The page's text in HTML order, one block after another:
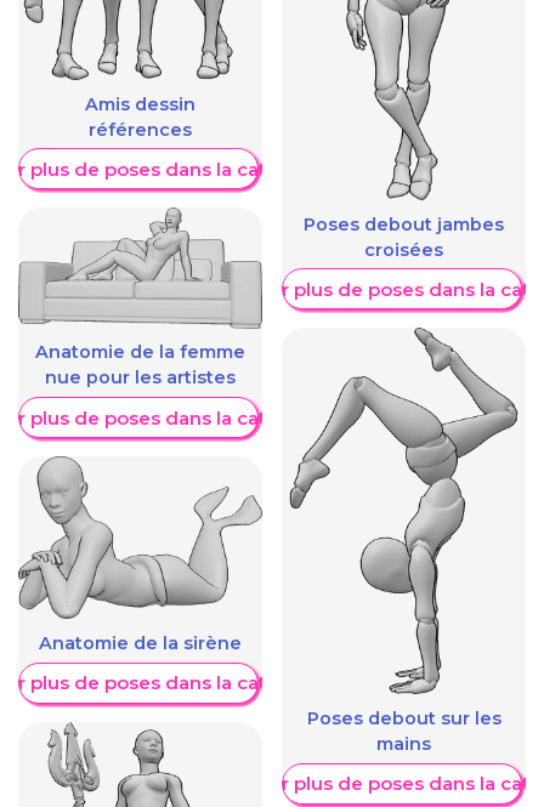
Amis dessin
références
plus de poses dans la catégorie
Anatomie de la femme
nue pour les artistes
plus de poses dans la catégorie
Anatomie de la sirène
plus de poses dans la catégorie
Poses debout jambes
croisées
Afficher plus de poses dans la
Poses debout sur les
mains
Afficher plus de poses dans la